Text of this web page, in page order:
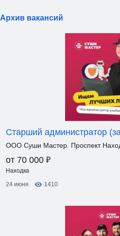
Архив вакансий
Старший администратор
ООО Суши Мастер. Проспект
от 70 000 ₽
Находка
24 июня
1410